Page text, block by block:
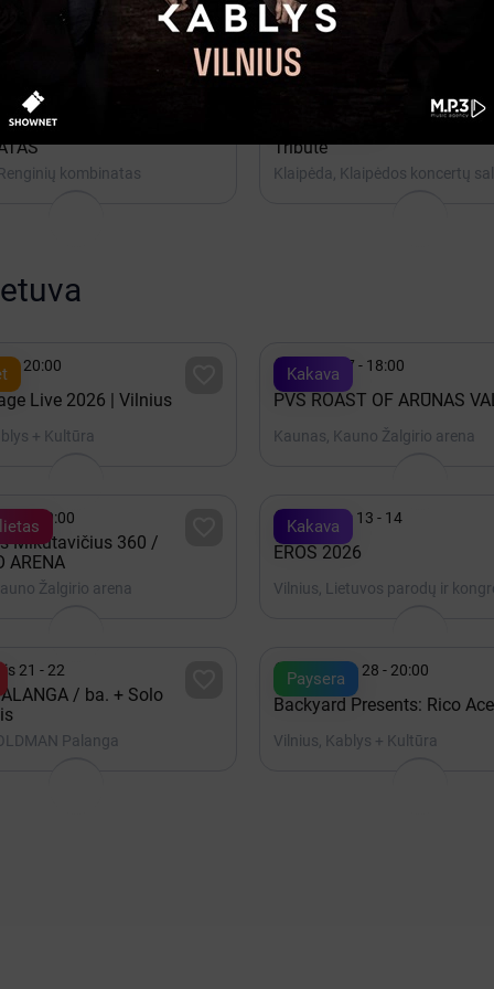
Klaipėda, Herkus Kantas
- 20:00
| KLAIPĖDA | RENGINIŲ
kombinatas
Tribute
Klaipėda, Klaipėdos koncertų
- 20:00
Live 2026 | Vilnius
+ Kultūra
Kakava
Spalis 17 - 18:00
PVŠ ROAST OF ARŪNAS
Kaunas, Kauno Žalgirio arena
19 - 20:00
Mikutavičius 360 /
ARENA
Žalgirio arena
Kakava
Lapkritis 13 - 14
EROS 2026
21 - 22
/ ba. + Solo
Palanga
Paysera
Rugpjūtis 28 - 20:00
Backyard Presents: Rico Ace
Vilnius, Kablys + Kultūra